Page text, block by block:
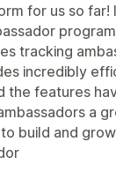
for us so far!
tracking
incredibly
the features
a
build and